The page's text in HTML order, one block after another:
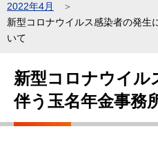
頭
で
す
2022年4月
新型コロナウイルス感染者の発生
いて
新型コロナウイル
伴う玉名年金事務